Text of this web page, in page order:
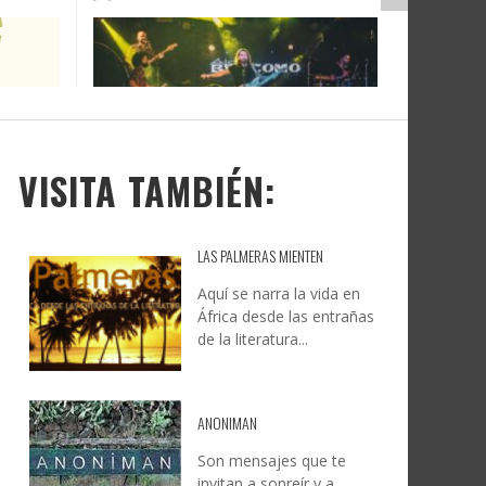
LA IV EDICIÓN DE ‘VILAFLOR LATE’
INVITA A VIVIR 15 HORAS
ININTERRUMPIDAS DE MÚSICA,
DISEÑO Y GASTRONOMÍA
JESÚS RODRÍGUEZ FALCÓN:
NATURALEZA, CAMINO Y
FOTOGRAFÍA
LEONCIO GONZÁLEZ, 9 JUNIO, 2026
HUMANOS LGTBIQA+.
CREATIVA CANARIA, 5 AGOSTO, 2026
VISITA TAMBIÉN:
LAS PALMERAS MIENTEN
Aquí se narra la vida en
África desde las entrañas
de la literatura...
ANONIMAN
Son mensajes que te